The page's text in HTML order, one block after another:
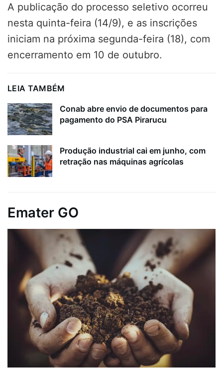
A publicação do processo seletivo ocorreu
nesta quinta-feira (14/9), e as inscrições
iniciam na próxima segunda-feira (18), com
encerramento em 10 de outubro.
LEIA TAMBÉM
Conab abre envio de documentos para
pagamento do PSA Pirarucu
Produção industrial cai em junho, com
retração nas máquinas agrícolas
Emater GO